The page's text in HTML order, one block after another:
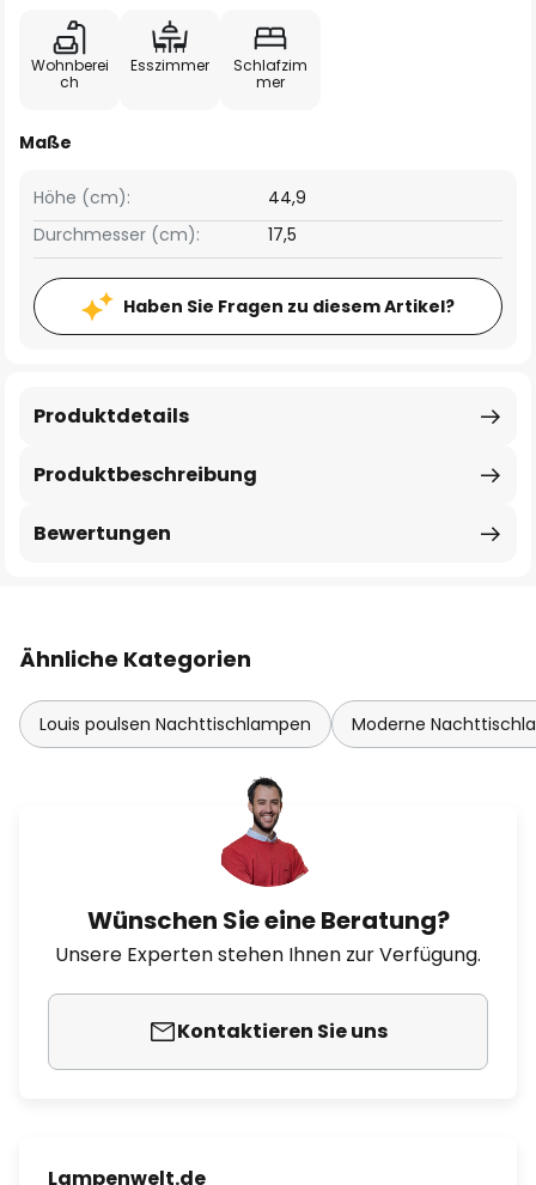
Wohnberei
ch
Esszimmer
Schlafzim
mer
Maße
Höhe (cm):
44,9
Durchmesser (cm):
17,5
Haben Sie Fragen zu diesem Artikel?
Produktbeschreibung
Produktdetails
Bewertungen
Ähnliche Kategorien
Louis poulsen Nachttischlampen Moderne
Wünschen Sie eine Beratung?
Unsere Experten stehen Ihnen zur Verfügung.
Kontaktieren Sie uns
Lampenwelt.de